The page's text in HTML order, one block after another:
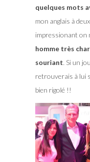
quelques mots
mon anglais à
impressionant on
homme très
souriant. Si un
retrouverais à lui
bien rigolé !!